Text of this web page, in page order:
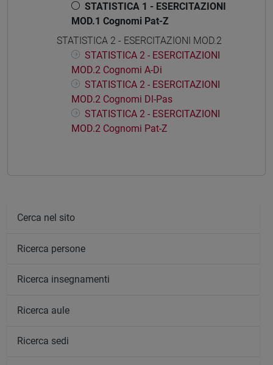
STATISTICA 1 - ESERCITAZIONI
MOD.1 Cognomi Pat-Z
STATISTICA 2 - ESERCITAZIONI MOD.2
STATISTICA 2 - ESERCITAZIONI
MOD.2 Cognomi A-Di
STATISTICA 2 - ESERCITAZIONI
MOD.2 Cognomi Dl-Pas
STATISTICA 2 - ESERCITAZIONI
MOD.2 Cognomi Pat-Z
Cerca nel sito
Ricerca persone
Ricerca insegnamenti
Ricerca aule
Ricerca sedi